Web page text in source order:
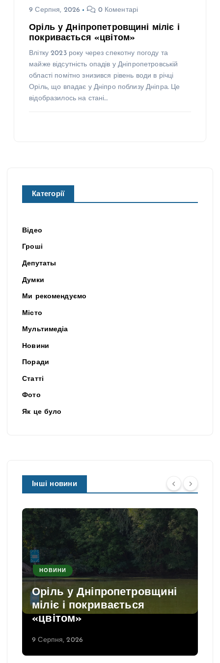
9 Серпня, 2026 0 Коментарі
Оріль у Дніпропетровщині міліє і
покривається «цвітом»
Влітку 2023 року через спекотну погоду та
майже відсутність опадів у Дніпропетровській
області помітно знизився рівень води в річці
Оріль, що впадає у Дніпро поблизу Дніпра. Це
відобразилось на стані…
Категорії
Відео
Гроші
Депутаты
Думки
Ми рекомендуємо
Місто
Мультимедіа
Новини
Поради
Статті
Фото
Як це було
Інші новини
НОВИНИ
Оріль у Дніпропетровщині
міліє і покривається
«цвітом»
9 Серпня, 2026